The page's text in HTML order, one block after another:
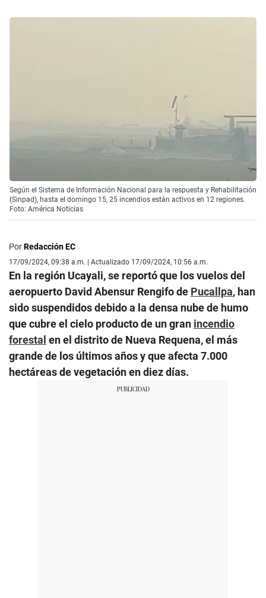
Según el Sistema de Información Nacional para la respuesta y Rehabilitación
(Sinpad), hasta el domingo 15, 25 incendios están activos en 12 regiones.
Foto: América Noticias
PorRedacción EC
17/09/2024, 09:38 a.m. | Actualizado 17/09/2024, 10:56 a.m.
En la región Ucayali, se reportó que los vuelos del
aeropuerto David Abensur Rengifo de Pucallpa, han
sido suspendidos debido a la densa nube de humo
que cubre el cielo producto de un gran incendio
forestal en el distrito de Nueva Requena, el más
grande de los últimos años y que afecta 7.000
hectáreas de vegetación en diez días.